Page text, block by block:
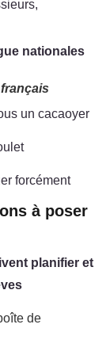
nationales
un cacaoyer
forcément
à poser
planifier et
de